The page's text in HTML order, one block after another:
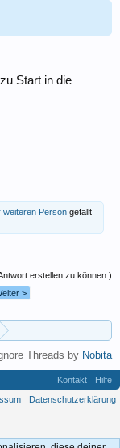
Start in die
weiteren Person gefällt
erstellen zu können.)
>
Threads by Nobita
Kontakt
Hilfe
Datenschutzerklärung